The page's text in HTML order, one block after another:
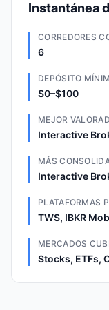
Instantánea
CORREDORES
6
DEPÓSITO
$0–$100
MEJOR
Interactive
MÁS
Interactive
PLATAFORMAS
TWS, IBKR
MERCADOS
Stocks, ETFs,